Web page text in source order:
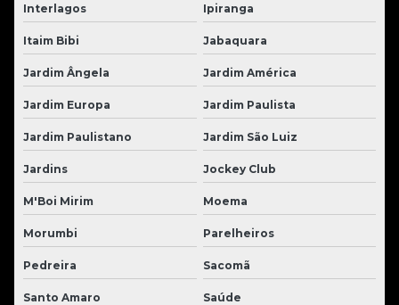
Interlagos Ipiranga
Itaim Bibi Jabaquara
Jardim Ângela Jardim América
Jardim Europa Jardim Paulista
Jardim Paulistano Jardim São Luiz
Jardins Jockey Club
M'Boi Mirim Moema
Morumbi Parelheiros
Pedreira Sacomã
Santo Amaro Saúde